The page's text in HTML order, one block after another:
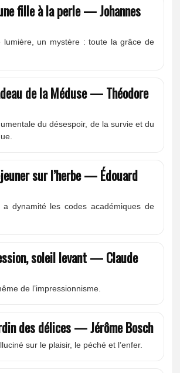
fille à la perle — Johannes
lumière, un mystère : toute la grâce de
de la Méduse — Théodore
du désespoir, de la survie et du
sur l’herbe — Édouard
dynamité les codes académiques de
soleil levant — Claude
de l’impressionnisme.
des délices — Jérôme Bosch
sur le plaisir, le péché et l’enfer.